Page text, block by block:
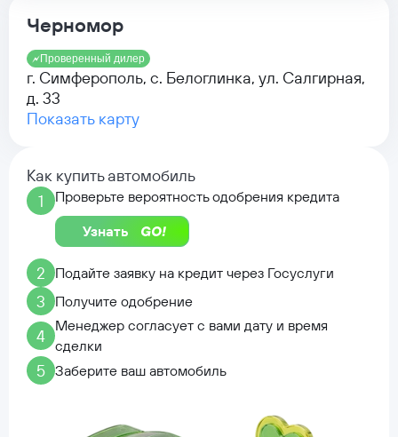
Черномор
Проверенный дилер
г. Симферополь, с. Белоглинка, ул. Салгирная,
д. 33
Показать карту
Как купить автомобиль
1
Проверьте вероятность одобрения кредита
Узнать
2 Подайте заявку на кредит через Госуслуги
3 Получите одобрение
4
Менеджер согласует с вами дату и время
сделки
5 Заберите ваш автомобиль